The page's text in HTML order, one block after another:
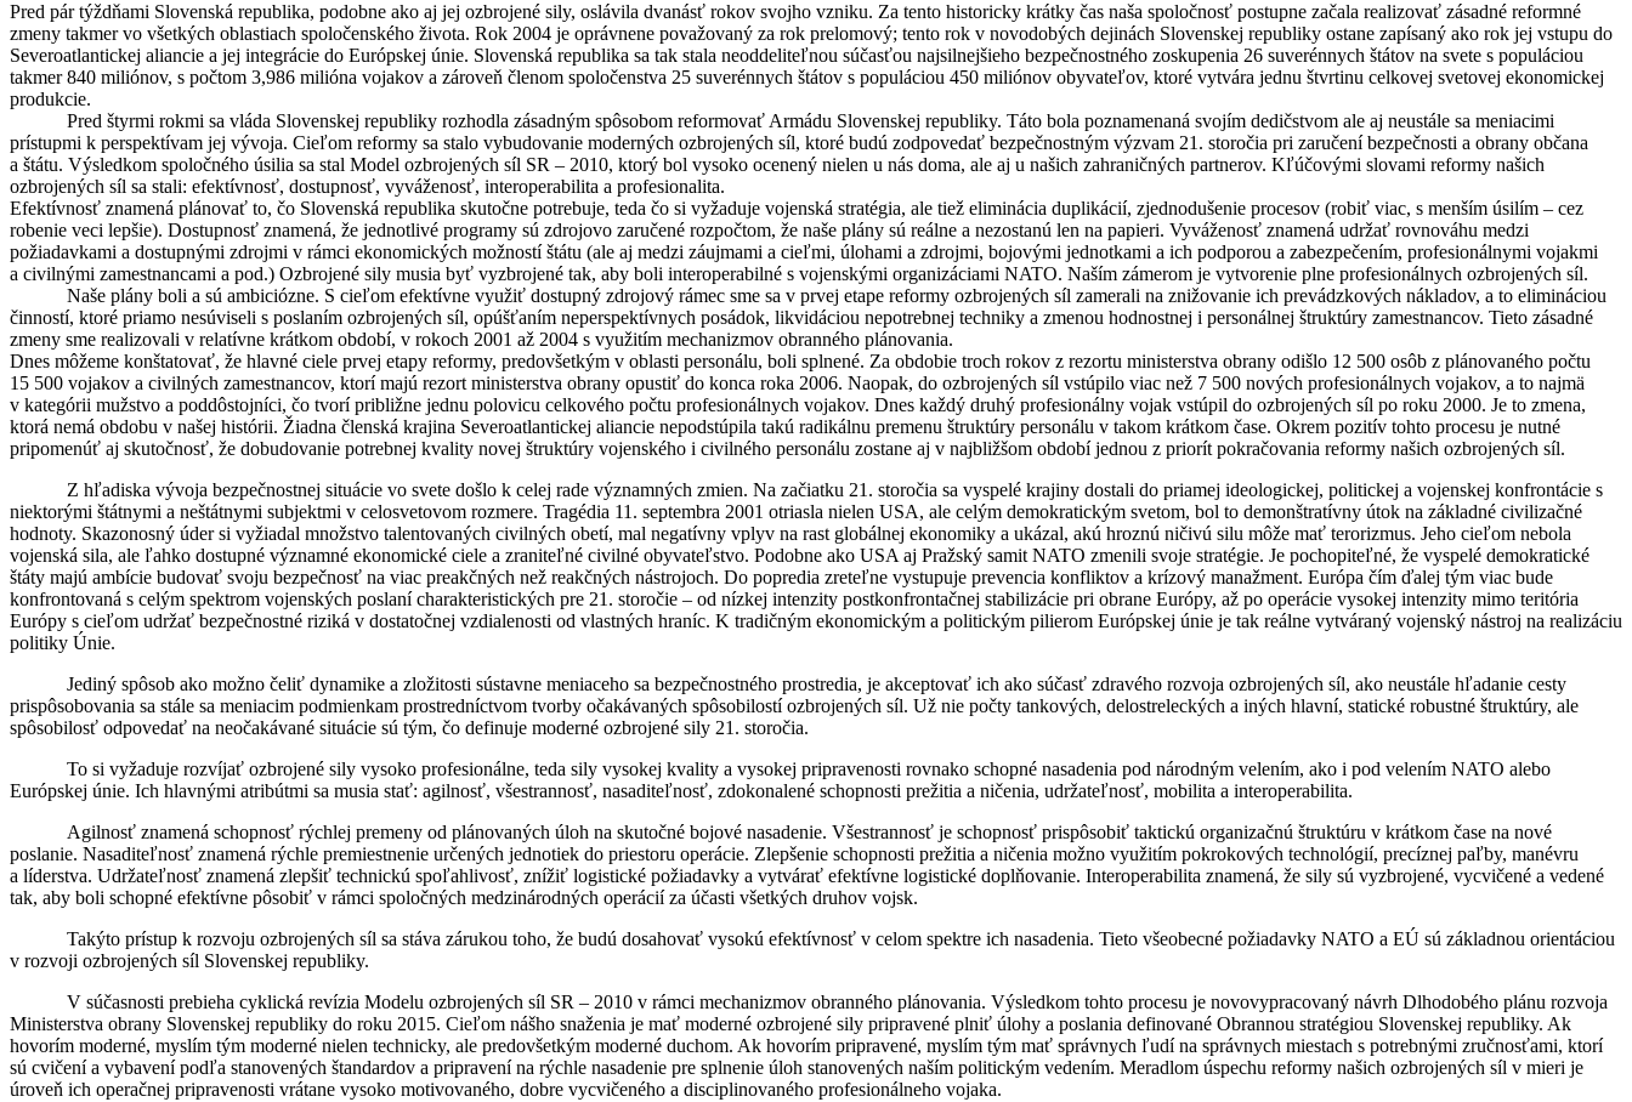
Pred pár týždňami Slovenská republika, podobne ako aj jej ozbrojené sily, oslávila dvanásť rokov svojho vzniku. Za tento historicky krátky čas naša spoločnosť postupne začala realizovať zásadné reformné
zmeny takmer vo všetkých oblastiach spoločenského života. Rok 2004 je oprávnene považovaný za rok prelomový; tento rok v novodobých dejinách Slovenskej republiky ostane zapísaný ako rok jej vstupu do
Severoatlantickej aliancie a jej integrácie do Európskej únie. Slovenská republika sa tak stala neoddeliteľnou súčasťou najsilnejšieho bezpečnostného zoskupenia 26 suverénnych štátov na svete s populáciou
takmer 840 miliónov, s počtom 3,986 milióna vojakov a zároveň členom spoločenstva 25 suverénnych štátov s populáciou 450 miliónov obyvateľov, ktoré vytvára jednu štvrtinu celkovej svetovej ekonomickej
produkcie.
Pred štyrmi rokmi sa vláda Slovenskej republiky rozhodla zásadným spôsobom reformovať Armádu Slovenskej republiky. Táto bola poznamenaná svojím dedičstvom ale aj neustále sa meniacimi
prístupmi k perspektívam jej vývoja. Cieľom reformy sa stalo vybudovanie moderných ozbrojených síl, ktoré budú zodpovedať bezpečnostným výzvam 21. storočia pri zaručení bezpečnosti a obrany občana
a štátu. Výsledkom spoločného úsilia sa stal Model ozbrojených síl SR – 2010, ktorý bol vysoko ocenený nielen u nás doma, ale aj u našich zahraničných partnerov. Kľúčovými slovami reformy našich
ozbrojených síl sa stali: efektívnosť, dostupnosť, vyváženosť, interoperabilita a profesionalita.
Efektívnosť znamená plánovať to, čo Slovenská republika skutočne potrebuje, teda čo si vyžaduje vojenská stratégia, ale tiež eliminácia duplikácií, zjednodušenie procesov (robiť viac, s menším úsilím – cez
robenie veci lepšie). Dostupnosť znamená, že jednotlivé programy sú zdrojovo zaručené rozpočtom, že naše plány sú reálne a nezostanú len na papieri. Vyváženosť znamená udržať rovnováhu medzi
požiadavkami a dostupnými zdrojmi v rámci ekonomických možností štátu (ale aj medzi záujmami a cieľmi, úlohami a zdrojmi, bojovými jednotkami a ich podporou a zabezpečením, profesionálnymi vojakmi
a civilnými zamestnancami a pod.) Ozbrojené sily musia byť vyzbrojené tak, aby boli interoperabilné s vojenskými organizáciami NATO. Naším zámerom je vytvorenie plne profesionálnych ozbrojených síl.
Naše plány boli a sú ambiciózne. S cieľom efektívne využiť dostupný zdrojový rámec sme sa v prvej etape reformy ozbrojených síl zamerali na znižovanie ich prevádzkových nákladov, a to elimináciou
činností, ktoré priamo nesúviseli s poslaním ozbrojených síl, opúšťaním neperspektívnych posádok, likvidáciou nepotrebnej techniky a zmenou hodnostnej i personálnej štruktúry zamestnancov. Tieto zásadné
zmeny sme realizovali v relatívne krátkom období, v rokoch 2001 až 2004 s využitím mechanizmov obranného plánovania.
Dnes môžeme konštatovať, že hlavné ciele prvej etapy reformy, predovšetkým v oblasti personálu, boli splnené. Za obdobie troch rokov z rezortu ministerstva obrany odišlo 12 500 osôb z plánovaného počtu
15 500 vojakov a civilných zamestnancov, ktorí majú rezort ministerstva obrany opustiť do konca roka 2006. Naopak, do ozbrojených síl vstúpilo viac než 7 500 nových profesionálnych vojakov, a to najmä
v kategórii mužstvo a poddôstojníci, čo tvorí približne jednu polovicu celkového počtu profesionálnych vojakov. Dnes každý druhý profesionálny vojak vstúpil do ozbrojených síl po roku 2000. Je to zmena,
ktorá nemá obdobu v našej histórii. Žiadna členská krajina Severoatlantickej aliancie nepodstúpila takú radikálnu premenu štruktúry personálu v takom krátkom čase. Okrem pozitív tohto procesu je nutné
pripomenúť aj skutočnosť, že dobudovanie potrebnej kvality novej štruktúry vojenského i civilného personálu zostane aj v najbližšom období jednou z priorít pokračovania reformy našich ozbrojených síl.
Z hľadiska vývoja bezpečnostnej situácie vo svete došlo k celej rade významných zmien. Na začiatku 21. storočia sa vyspelé krajiny dostali do priamej ideologickej, politickej a vojenskej konfrontácie s
niektorými štátnymi a neštátnymi subjektmi v celosvetovom rozmere. Tragédia 11. septembra 2001 otriasla nielen USA, ale celým demokratickým svetom, bol to demonštratívny útok na základné civilizačné
hodnoty. Skazonosný úder si vyžiadal množstvo talentovaných civilných obetí, mal negatívny vplyv na rast globálnej ekonomiky a ukázal, akú hroznú ničivú silu môže mať terorizmus. Jeho cieľom nebola
vojenská sila, ale ľahko dostupné významné ekonomické ciele a zraniteľné civilné obyvateľstvo. Podobne ako USA aj Pražský samit NATO zmenili svoje stratégie. Je pochopiteľné, že vyspelé demokratické
štáty majú ambície budovať svoju bezpečnosť na viac preakčných než reakčných nástrojoch. Do popredia zreteľne vystupuje prevencia konfliktov a krízový manažment. Európa čím ďalej tým viac bude
konfrontovaná s celým spektrom vojenských poslaní charakteristických pre 21. storočie – od nízkej intenzity postkonfrontačnej stabilizácie pri obrane Európy, až po operácie vysokej intenzity mimo teritória
Európy s cieľom udržať bezpečnostné riziká v dostatočnej vzdialenosti od vlastných hraníc. K tradičným ekonomickým a politickým pilierom Európskej únie je tak reálne vytváraný vojenský nástroj na realizáciu
politiky Únie.
Jediný spôsob ako možno čeliť dynamike a zložitosti sústavne meniaceho sa bezpečnostného prostredia, je akceptovať ich ako súčasť zdravého rozvoja ozbrojených síl, ako neustále hľadanie cesty
prispôsobovania sa stále sa meniacim podmienkam prostredníctvom tvorby očakávaných spôsobilostí ozbrojených síl. Už nie počty tankových, delostreleckých a iných hlavní, statické robustné štruktúry, ale
spôsobilosť odpovedať na neočakávané situácie sú tým, čo definuje moderné ozbrojené sily 21. storočia.
To si vyžaduje rozvíjať ozbrojené sily vysoko profesionálne, teda sily vysokej kvality a vysokej pripravenosti rovnako schopné nasadenia pod národným velením, ako i pod velením NATO alebo
Európskej únie. Ich hlavnými atribútmi sa musia stať: agilnosť, všestrannosť, nasaditeľnosť, zdokonalené schopnosti prežitia a ničenia, udržateľnosť, mobilita a interoperabilita.
Agilnosť znamená schopnosť rýchlej premeny od plánovaných úloh na skutočné bojové nasadenie. Všestrannosť je schopnosť prispôsobiť taktickú organizačnú štruktúru v krátkom čase na nové
poslanie. Nasaditeľnosť znamená rýchle premiestnenie určených jednotiek do priestoru operácie. Zlepšenie schopnosti prežitia a ničenia možno využitím pokrokových technológií, precíznej paľby, manévru
a líderstva. Udržateľnosť znamená zlepšiť technickú spoľahlivosť, znížiť logistické požiadavky a vytvárať efektívne logistické doplňovanie. Interoperabilita znamená, že sily sú vyzbrojené, vycvičené a vedené
tak, aby boli schopné efektívne pôsobiť v rámci spoločných medzinárodných operácií za účasti všetkých druhov vojsk.
Takýto prístup k rozvoju ozbrojených síl sa stáva zárukou toho, že budú dosahovať vysokú efektívnosť v celom spektre ich nasadenia. Tieto všeobecné požiadavky NATO a EÚ sú základnou orientáciou
v rozvoji ozbrojených síl Slovenskej republiky.
V súčasnosti prebieha cyklická revízia Modelu ozbrojených síl SR – 2010 v rámci mechanizmov obranného plánovania. Výsledkom tohto procesu je novovypracovaný návrh Dlhodobého plánu rozvoja
Ministerstva obrany Slovenskej republiky do roku 2015. Cieľom nášho snaženia je mať moderné ozbrojené sily pripravené plniť úlohy a poslania definované Obrannou stratégiou Slovenskej republiky. Ak
hovorím moderné, myslím tým moderné nielen technicky, ale predovšetkým moderné duchom. Ak hovorím pripravené, myslím tým mať správnych ľudí na správnych miestach s potrebnými zručnosťami, ktorí
sú cvičení a vybavení podľa stanovených štandardov a pripravení na rýchle nasadenie pre splnenie úloh stanovených naším politickým vedením. Meradlom úspechu reformy našich ozbrojených síl v mieri je
úroveň ich operačnej pripravenosti vrátane vysoko motivovaného, dobre vycvičeného a disciplinovaného profesionálneho vojaka.